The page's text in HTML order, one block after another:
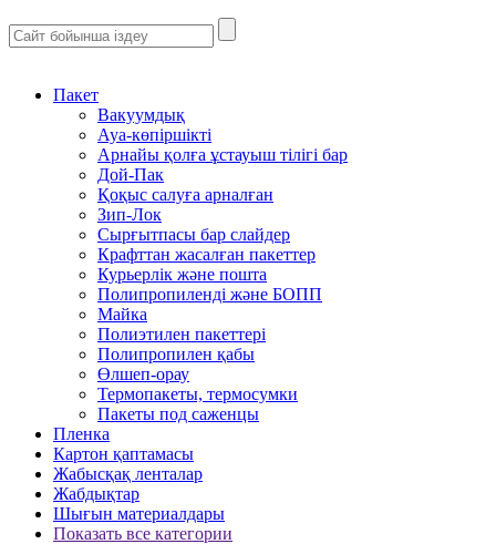
Пакет
Вакуумдық
Ауа-көпіршікті
Арнайы қолға ұстауыш тілігі бар
Дой-Пак
Қоқыс салуға арналған
Зип-Лок
Сырғытпасы бар слайдер
Крафттан жасалған пакеттер
Курьерлік және пошта
Полипропиленді және БОПП
Майка
Полиэтилен пакеттері
Полипропилен қабы
Өлшеп-орау
Термопакеты, термосумки
Пакеты под саженцы
Пленка
Картон қаптамасы
Жабысқақ ленталар
Жабдықтар
Шығын материалдары
Показать все категории